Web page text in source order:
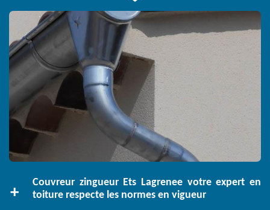
Couvreur zingueur Ets Lagrenee votre expert en
toiture respecte les normes en vigueur